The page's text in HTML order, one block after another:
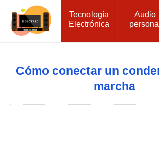
Tecnología
Electrónica
Audio
personal
Cómo conectar un
marcha